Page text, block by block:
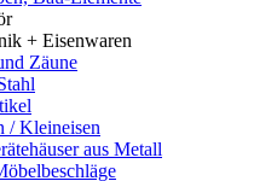
+ Eisenwaren
Zäune
/ Kleineisen
aus Metall